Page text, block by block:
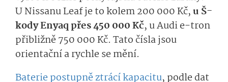
U Nissanu Leaf je to kolem 200 000 Kč,u Š­
kody Enyaq přes 450 000 Kč, u Audi e-tron
přibližně 750 000 Kč. Tato čísla jsou
orientační a rychle se mění.
Baterie postupně ztrácí kapacitu, podle dat